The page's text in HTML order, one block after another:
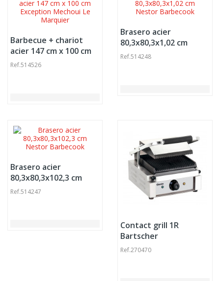
Barbecue + chariot
acier 147 cm x 100 cm
Exception Mechoui Le
Ref.514526
Brasero acier
80,3x80,3x1,02 cm
Nestor Barbecook
Ref.514248
Brasero acier
80,3x80,3x102,3 cm
Nestor Barbecook
Ref.514247
Contact grill 1R
Bartscher
Ref.270470